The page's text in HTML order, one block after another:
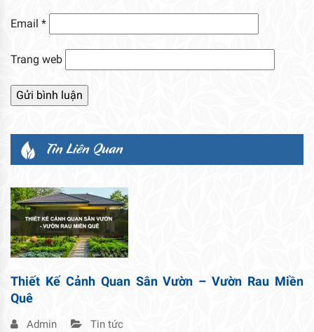
Email *
Trang web
Tin Liên Quan
Thiết Kế Cảnh Quan Sân Vườn – Vườn Rau Miền
Quê
Admin Tin tức